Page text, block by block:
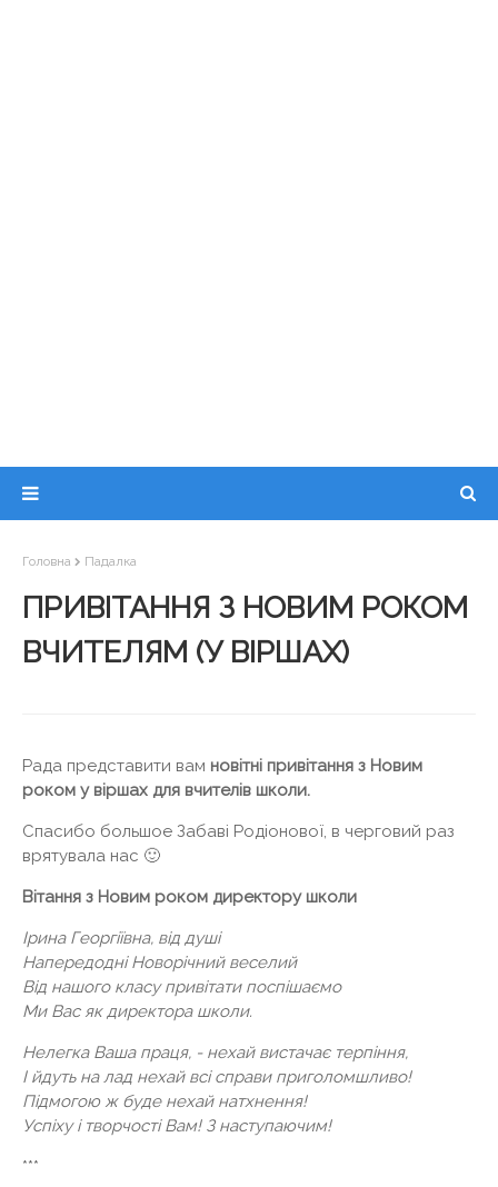
Головна Падалка
ПРИВІТАННЯ З НОВИМ РОКОМ
ВЧИТЕЛЯМ (У ВІРШАХ)
Рада представити вам новітні привітання з Новим
роком у віршах для вчителів школи.
Спасибо большое Забаві Родіонової, в черговий раз
врятувала нас 🙂
Вітання з Новим роком директору школи
Ірина Георгіївна, від душі
Напередодні Новорічний веселий
Від нашого класу привітати поспішаємо
Ми Вас як директора школи.
Нелегка Ваша праця, - нехай вистачає терпіння,
І йдуть на лад нехай всі справи приголомшливо!
Підмогою ж буде нехай натхнення!
Успіху і творчості Вам! З наступаючим!
***